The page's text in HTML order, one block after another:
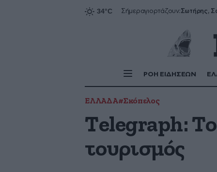
Σήμεραγιορτάζουν:
ΡΟΗ ΕΙΔΗΣΕΩΝ
ΕΛΛΑΔΑ#Σκόπελος
Τelegraph: Το
τουρισμός